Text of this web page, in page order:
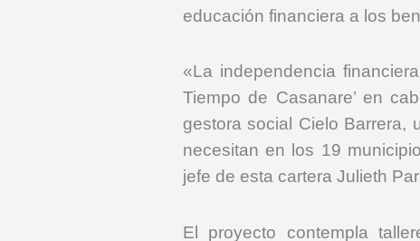
educación financiera a los
«La independencia
Tiempo de Casanare’ en
gestora social Cielo Barrera,
necesitan en los 19
jefe de esta cartera Julieth
El proyecto contempla